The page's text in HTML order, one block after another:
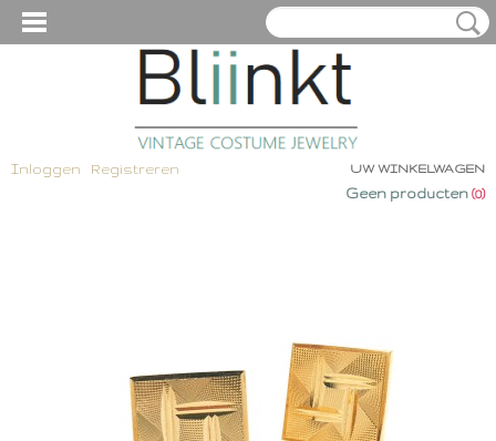
Inloggen Registreren UW WINKELWAGEN
Geen producten (0)